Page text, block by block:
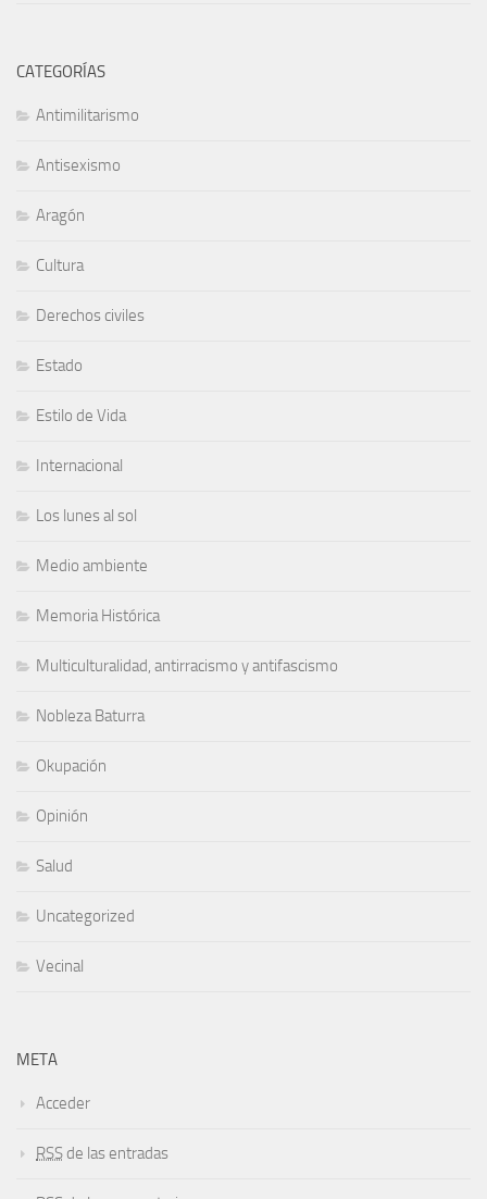
CATEGORÍAS
Antimilitarismo
Antisexismo
Aragón
Cultura
Derechos civiles
Estado
Estilo de Vida
Internacional
Los lunes al sol
Medio ambiente
Memoria Histórica
Multiculturalidad, antirracismo y antifascismo
Nobleza Baturra
Okupación
Opinión
Salud
Uncategorized
Vecinal
META
Acceder
RSS de las entradas